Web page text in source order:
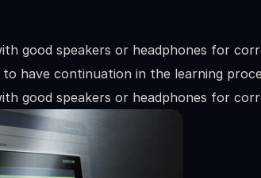
good speakers or headphones for
have continuation in the learning
good speakers or headphones for